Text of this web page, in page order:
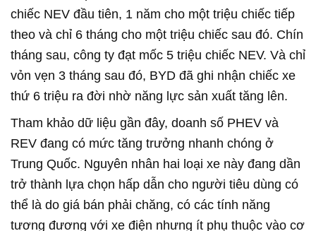
chiếc NEV đầu tiên, 1 năm cho một triệu chiếc tiếp
theo và chỉ 6 tháng cho một triệu chiếc sau đó. Chín
tháng sau, công ty đạt mốc 5 triệu chiếc NEV. Và chỉ
vỏn vẹn 3 tháng sau đó, BYD đã ghi nhận chiếc xe
thứ 6 triệu ra đời nhờ năng lực sản xuất tăng lên.
Tham khảo dữ liệu gần đây, doanh số PHEV và
REV đang có mức tăng trưởng nhanh chóng ở
Trung Quốc. Nguyên nhân hai loại xe này đang dần
trở thành lựa chọn hấp dẫn cho người tiêu dùng có
thể là do giá bán phải chăng, có các tính năng
tương đương với xe điện nhưng ít phụ thuộc vào cơ